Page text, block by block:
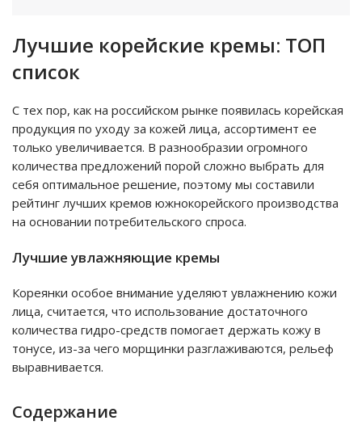
Лучшие корейские кремы: ТОП
список
С тех пор, как на российском рынке появилась корейская
продукция по уходу за кожей лица, ассортимент ее
только увеличивается. В разнообразии огромного
количества предложений порой сложно выбрать для
себя оптимальное решение, поэтому мы составили
рейтинг лучших кремов южнокорейского производства
на основании потребительского спроса.
Лучшие увлажняющие кремы
Кореянки особое внимание уделяют увлажнению кожи
лица, считается, что использование достаточного
количества гидро-средств помогает держать кожу в
тонусе, из-за чего морщинки разглаживаются, рельеф
выравнивается.
Содержание